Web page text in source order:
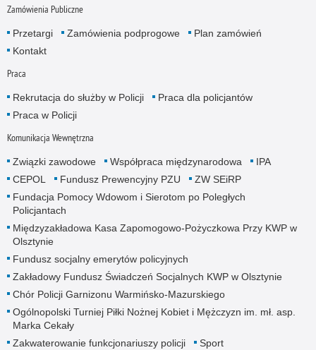
Zamówienia Publiczne
Przetargi Zamówienia podprogowe
Plan zamówień
Kontakt
Praca
Rekrutacja do służby w Policji
Praca dla policjantów
Praca w Policji
Komunikacja Wewnętrzna
Związki zawodowe Współpraca międzynarodowa
IPA
CEPOL
Fundusz Prewencyjny PZU
ZW SEiRP
Fundacja Pomocy Wdowom i Sierotom po Poległych
Policjantach
Międzyzakładowa Kasa Zapomogowo-Pożyczkowa Przy KWP w
Olsztynie
Fundusz socjalny emerytów policyjnych
Zakładowy Fundusz Świadczeń Socjalnych KWP w Olsztynie
Chór Policji Garnizonu Warmińsko-Mazurskiego
Ogólnopolski Turniej Piłki Nożnej Kobiet i Mężczyzn im. mł. asp.
Marka Cekały
Zakwaterowanie funkcjonariuszy policji
Sport